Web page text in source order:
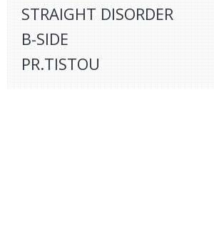
STRAIGHT DISORDER
B-SIDE
PR.TISTOU